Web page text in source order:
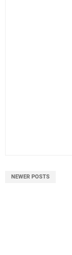
NEWER POSTS